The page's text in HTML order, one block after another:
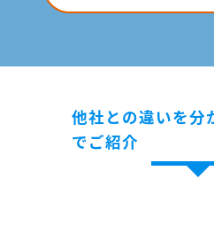
他社との違いを分
でご紹介